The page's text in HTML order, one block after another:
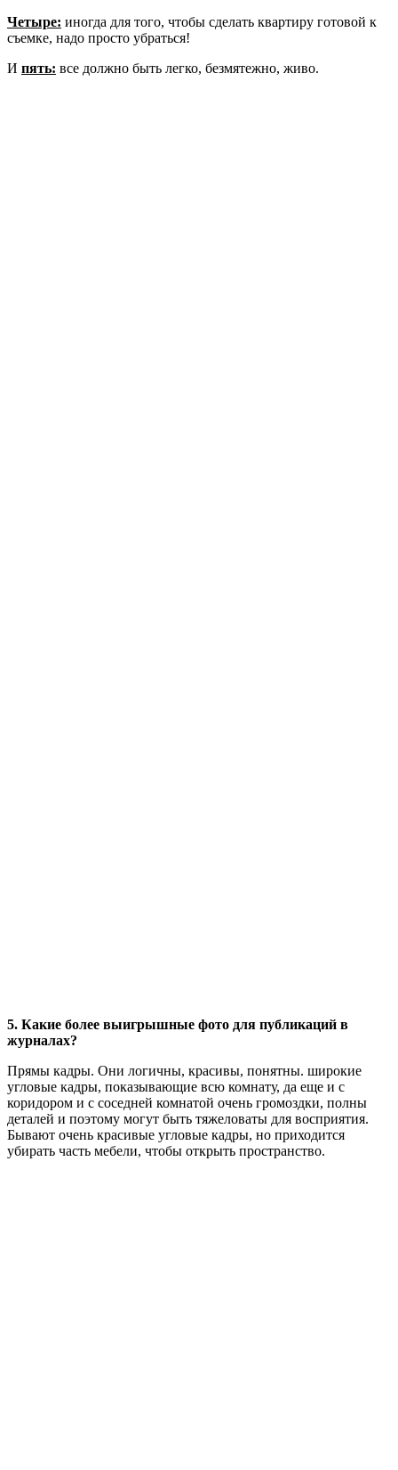
Четыре: иногда для того, чтобы сделать квартиру готовой к
съемке, надо просто убраться!
И пять: все должно быть легко, безмятежно, живо.
5. Какие более выигрышные фото для публикаций в
журналах?
Прямы кадры. Они логичны, красивы, понятны. широкие
угловые кадры, показывающие всю комнату, да еще и с
коридором и с соседней комнатой очень громоздки, полны
деталей и поэтому могут быть тяжеловаты для восприятия.
Бывают очень красивые угловые кадры, но приходится
убирать часть мебели, чтобы открыть пространство.